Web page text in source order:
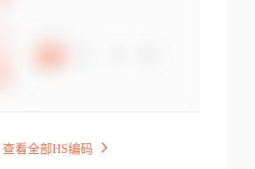
查看全部HS编码